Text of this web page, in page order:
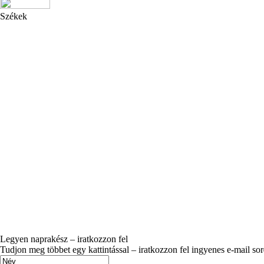
Székek
Legyen naprakész – iratkozzon fel
Tudjon meg többet egy kattintással – iratkozzon fel ingyenes e-mail